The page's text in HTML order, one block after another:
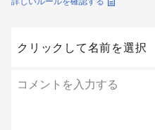
クリックして名前を選択